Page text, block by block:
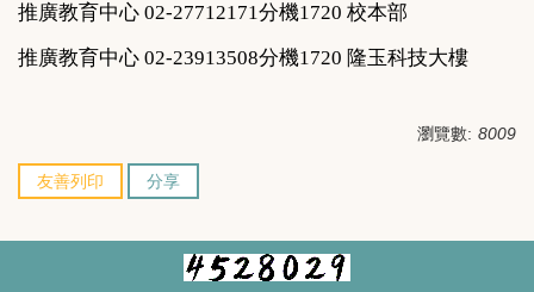
推廣教育中心 02-27712171分機1720 校本部
推廣教育中心 02-23913508分機1720 隆玉科技大樓
瀏覽數: 8009
友善列印 分享